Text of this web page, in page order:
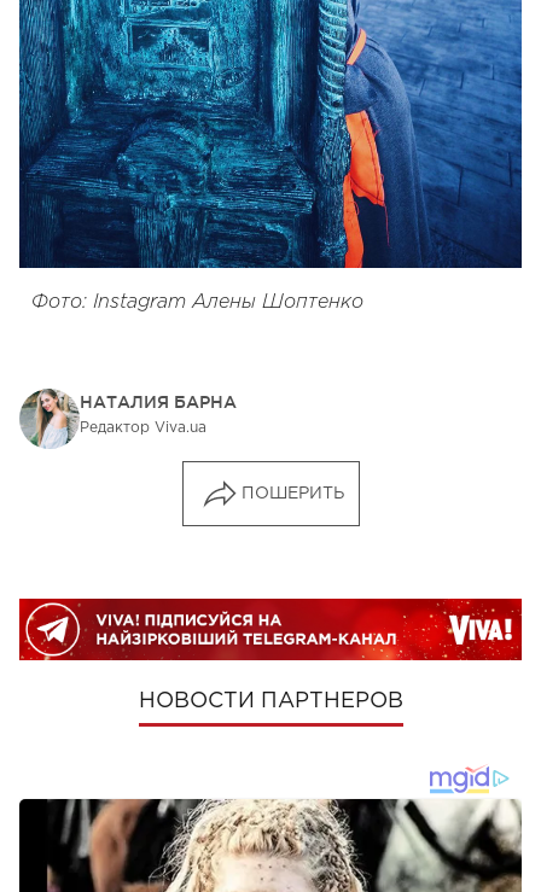
Фото: Instagram Алены Шоптенко
НАТАЛИЯ БАРНА
Редактор Viva.ua
ПОШЕРИТЬ
НОВОСТИ ПАРТНЕРОВ